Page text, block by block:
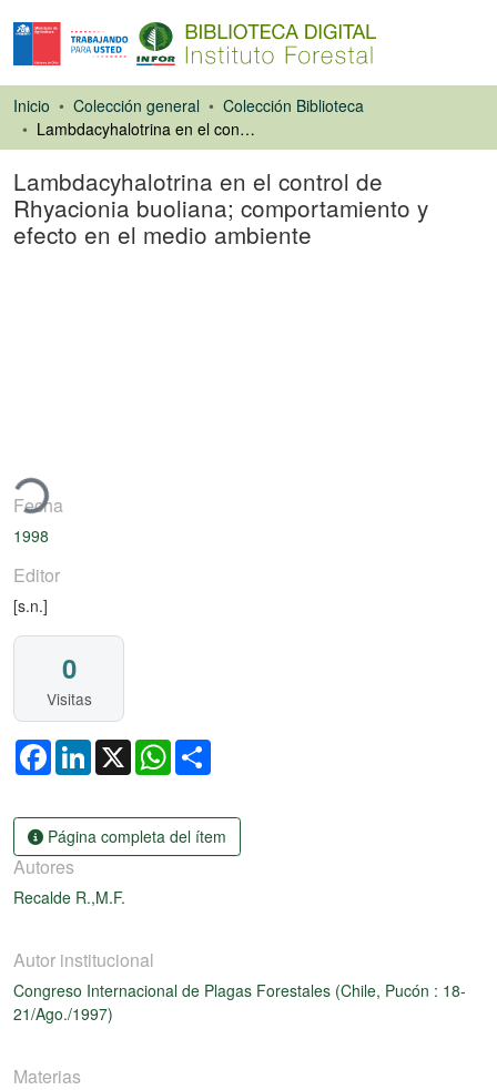
Inicio Colección general
Colección Biblioteca
Lambdacyhalotrina en el control de Rhyacionia buoliana; comportamiento y efecto en el medio ambiente
Lambdacyhalotrina en el control de
Rhyacionia buoliana; comportamiento y
efecto en el medio ambiente
Fecha
1998
Editor
[s.n.]
0
Visitas
FacebookLinkedIn
X WhatsApp
Página completa del ítem
Autores
Recalde R.,M.F.
Autor institucional
Congreso Internacional de Plagas Forestales (Chile, Pucón : 18-
21/Ago./1997)
Materias